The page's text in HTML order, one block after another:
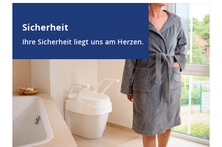
Sicherheit
Ihre Sicherheit liegt uns am Herzen.